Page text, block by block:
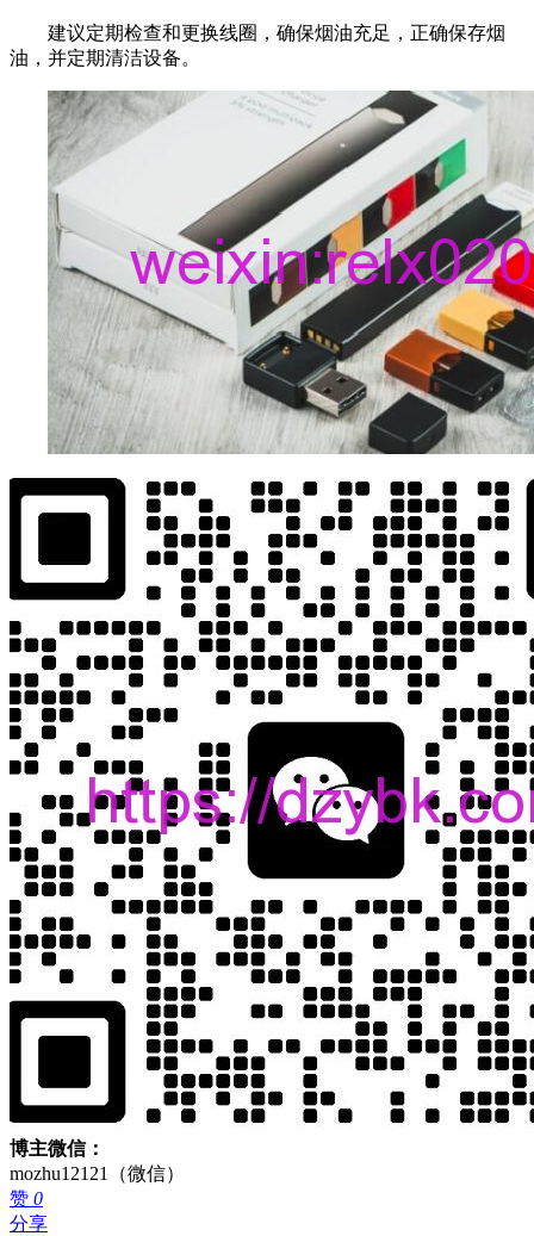
建议定期检查和更换线圈，确保烟油充足，正确保存烟
油，并定期清洁设备。
博主微信：
mozhu12121（微信）
赞 0
分享